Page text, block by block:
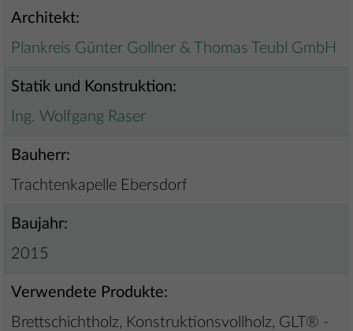
Architekt:
Plankreis Günter Gollner & Thomas Teubl GmbH
Statik und Konstruktion:
Ing. Wolfgang Raser
Bauherr:
Trachtenkapelle Ebersdorf
Baujahr:
2015
Verwendete Produkte:
Brettschichtholz, Konstruktionsvollholz, GLT® -